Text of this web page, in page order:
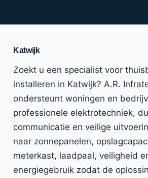
Katwijk
Zoekt u een specialist voor
installeren in Katwijk? A.R.
ondersteunt woningen en
professionele elektrotechniek,
communicatie en veilige
naar zonnepanelen,
meterkast, laadpaal, veiligheid
energiegebruik zodat de